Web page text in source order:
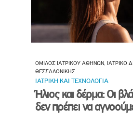
ΟΜΙΛΟΣ ΙΑΤΡΙΚΟΥ ΑΘΗΝΩΝ, ΙΑΤΡΙΚΟ
ΘΕΣΣΑΛΟΝΙΚΗΣ
ΙΑΤΡΙΚΗ ΚΑΙ ΤΕΧΝΟΛΟΓΙΑ
Ήλιος και δέρμα: Οι
δεν πρέπει να